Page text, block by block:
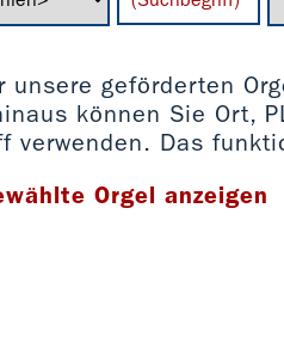
unsere geförderten
können Sie Ort,
verwenden. Das
Orgel anzeigen